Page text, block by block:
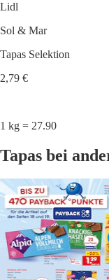
Lidl
Sol & Mar
Tapas Selektion
2,79 €
1 kg = 27.90
Tapas bei